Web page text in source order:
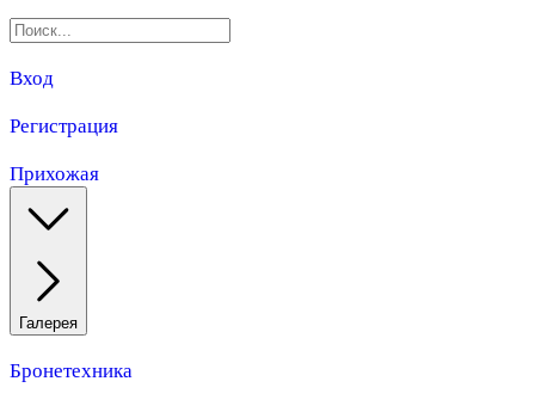
Вход
Регистрация
Прихожая
Галерея
Бронетехника